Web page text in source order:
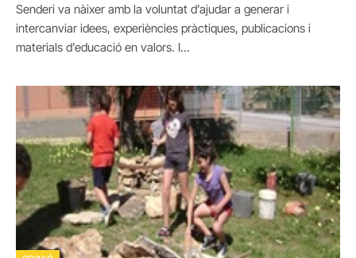
Senderi va nàixer amb la voluntat d’ajudar a generar i
intercanviar idees, experiències pràctiques, publicacions i
materials d’educació en valors. I…